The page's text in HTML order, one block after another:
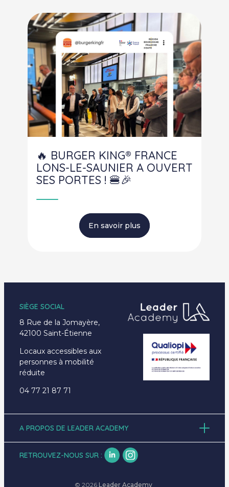
🔥 BURGER KING® FRANCE
LONS-LE-SAUNIER A OUVERT
SES PORTES ! 🍔🎉
En savoir plus
SIÈGE SOCIAL
8 Rue de la Jomayère,
42100 Saint-Étienne
Locaux accessibles aux
personnes à mobilité
réduite
04 77 21 87 71
A PROPOS DE LEADER ACADEMY
Formations
RETROUVEZ-NOUS SUR :
© 2026Leader Academy